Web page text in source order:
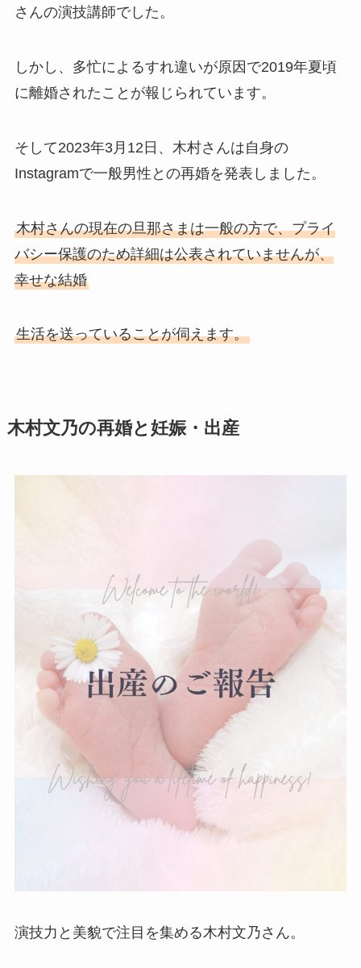
さんの演技講師でした。
しかし、多忙によるすれ違いが原因で2019年夏頃
に離婚されたことが報じられています。
そして2023年3月12日、木村さんは自身の
Instagramで一般男性との再婚を発表しました。
木村さんの現在の旦那さまは一般の方で、プライ
バシー保護のため詳細は公表されていませんが、
幸せな結婚
生活を送っていることが伺えます。
木村文乃の再婚と妊娠・出産
演技力と美貌で注目を集める木村文乃さん。